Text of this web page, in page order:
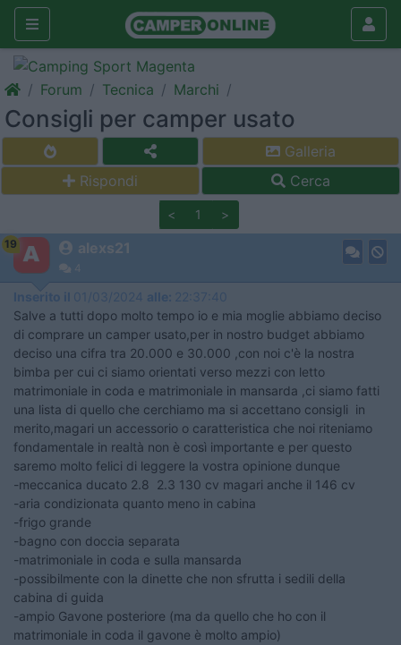
Forum Tecnica Marchi
Consigli per camper usato
Galleria
Rispondi
Cerca
< 1 >
19 alexs21
4
Inserito il 01/03/2024 alle: 22:37:40
Salve a tutti dopo molto tempo io e mia moglie abbiamo deciso
di comprare un camper usato,per in nostro budget abbiamo
deciso una cifra tra 20.000 e 30.000 ,con noi c'è la nostra
bimba per cui ci siamo orientati verso mezzi con letto
matrimoniale in coda e matrimoniale in mansarda ,ci siamo fatti
una lista di quello che cerchiamo ma si accettano consigli in
merito,magari un accessorio o caratteristica che noi riteniamo
fondamentale in realtà non è così importante e per questo
saremo molto felici di leggere la vostra opinione dunque
-meccanica ducato 2.8 2.3 130 cv magari anche il 146 cv
-aria condizionata quanto meno in cabina
-frigo grande
-bagno con doccia separata
-matrimoniale in coda e sulla mansarda
-possibilmente con la dinette che non sfrutta i sedili della
cabina di guida
-ampio Gavone posteriore (ma da quello che ho con il
matrimoniale in coda il gavone è molto ampio)